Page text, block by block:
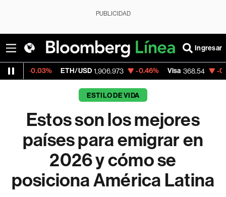
PUBLICIDAD
Ingresar
ETH/USD 1,906.973 -0.46% Visa 368.54 -0.28%
ESTILO DE VIDA
Estos son los mejores
países para emigrar en
2026 y cómo se
posiciona América Latina